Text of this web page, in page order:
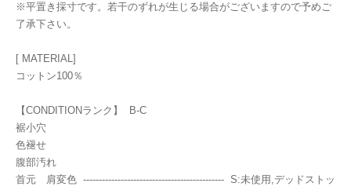
※平置き採寸です。若干のずれが生じる場合がございますので予めご
了承下さい。
[ MATERIAL]
コットン100％
【CONDITIONランク】 B-C
裾小穴
色褪せ
腹部汚れ
首元 肩変色 --------------------------------------------- S:未使用,デッドストッ